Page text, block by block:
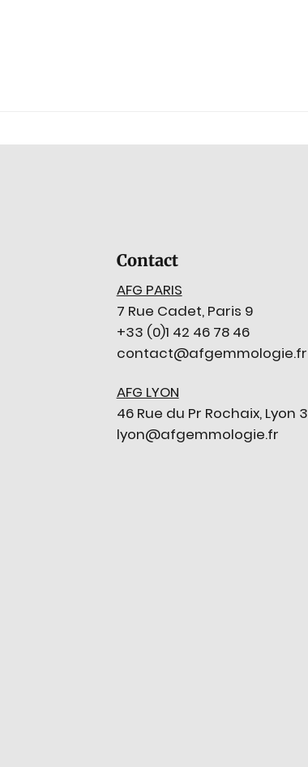
Contact
AFG PARIS
7 Rue Cadet, Paris 9
+33 (0)1 42 46 78 46
contact@afgemmologie.fr
AFG LYON
46 Rue du Pr Rochaix, Lyon 3
lyon@afgemmologie.fr